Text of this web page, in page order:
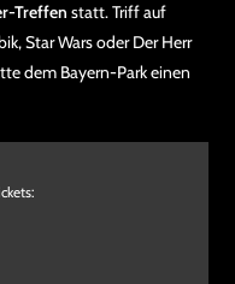
Treffen statt. Triff auf
Star Wars oder Der Herr
dem Bayern-Park einen